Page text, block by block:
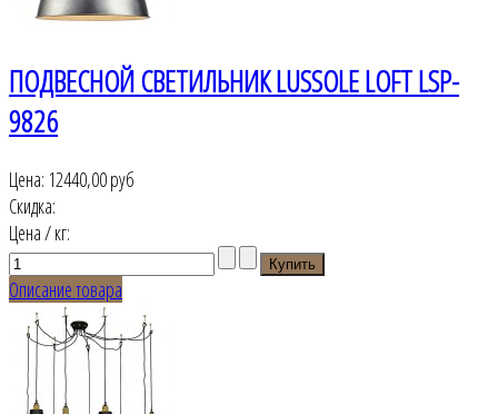
ПОДВЕСНОЙ СВЕТИЛЬНИК LUSSOLE LOFT LSP-
9826
Цена: 12440,00 руб
Скидка:
Цена / кг:
Описание товара